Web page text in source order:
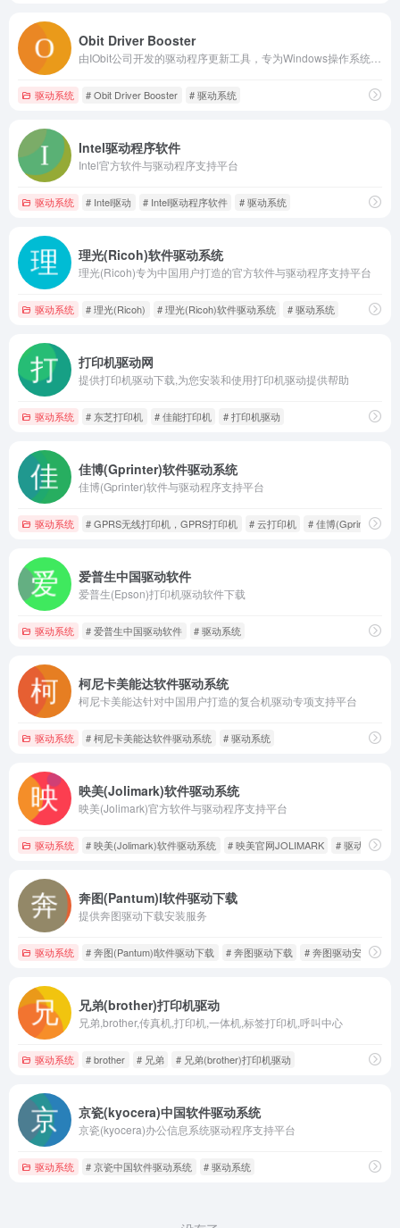
Obit Driver Booster
驱动系统 # Obit Driver Booster # 驱动系统
Intel驱动程序软件
Intel官方软件与驱动程序支持平台
驱动系统 # Intel驱动 # Intel驱动程序软件 # 驱动系统
理光(Ricoh)软件驱动系统
理光(Ricoh)专为中国用户打造的官方软件与驱动程序支持平台
驱动系统 # 理光(Ricoh) # 理光(Ricoh)软件驱动系统 # 驱动系统
打印机驱动网
提供打印机驱动下载,为您安装和使用打印机驱动提供帮助
驱动系统 # 东芝打印机 # 佳能打印机 # 打印机驱动
佳博(Gprinter)软件驱动系统
佳博(Gprinter)软件与驱动程序支持平台
驱动系统 # GPRS无线打印机，GPRS打印机 # 云打印机 # 佳博(Gprinter)软
爱普生中国驱动软件
爱普生(Epson)打印机驱动软件下载
驱动系统 # 爱普生中国驱动软件 # 驱动系统
柯尼卡美能达软件驱动系统
柯尼卡美能达针对中国用户打造的复合机驱动专项支持平台
驱动系统 # 柯尼卡美能达软件驱动系统 # 驱动系统
映美(Jolimark)软件驱动系统
映美(Jolimark)官方软件与驱动程序支持平台
驱动系统 # 映美(Jolimark)软件驱动系统 # 映美官网JOLIMARK # 驱动系统
奔图(Pantum)l软件驱动下载
提供奔图驱动下载安装服务
驱动系统 # 奔图(Pantum)l软件驱动下载 # 奔图驱动下载 # 奔图驱动安装
兄弟(brother)打印机驱动
兄弟,brother,传真机,打印机,一体机,标签打印机,呼叫中心
驱动系统 # brother # 兄弟 # 兄弟(brother)打印机驱动
京瓷(kyocera)中国软件驱动系统
京瓷(kyocera)办公信息系统驱动程序支持平台
驱动系统 # 京瓷中国软件驱动系统 # 驱动系统